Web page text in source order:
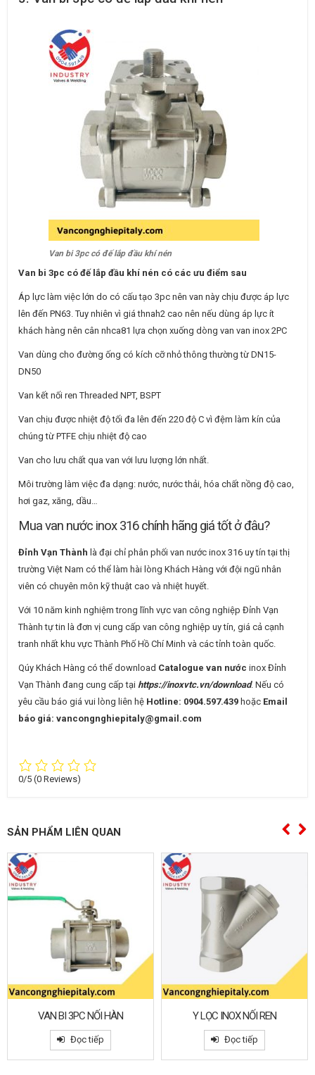
Van bi 3pc có đế lắp đầu khí nén
Van bi 3pc có đế lắp đầu khí nén có các ưu điểm sau
Áp lực làm việc lớn do có cấu tạo 3pc nên van này chịu được áp lực
lên đến PN63. Tuy nhiên vì giá thnah2 cao nên nếu dùng áp lực ít
khách hàng nên cân nhca81 lựa chọn xuống dòng van van inox 2PC
Van dùng cho đường ống có kích cỡ nhỏ thông thường từ DN15-
DN50
Van kết nối ren Threaded NPT, BSPT
Van chịu được nhiệt độ tối đa lên đến 220 độ C vì đệm làm kín của
chúng từ PTFE chịu nhiệt độ cao
Van cho lưu chất qua van với lưu lượng lớn nhất.
Môi trường làm việc đa dạng: nước, nước thải, hóa chất nồng độ cao,
hơi gaz, xăng, dầu…
Mua van nước inox 316 chính hãng giá tốt ở đâu?
Đỉnh Vạn Thành là đại chỉ phân phối van nước inox 316 uy tín tại thị
trường Việt Nam có thể làm hài lòng Khách Hàng với đội ngũ nhân
viên có chuyên môn kỹ thuật cao và nhiệt huyết.
Với 10 năm kinh nghiệm trong lĩnh vực van công nghiệp Đỉnh Vạn
Thành tự tin là đơn vị cung cấp van công nghiệp uy tín, giá cả cạnh
tranh nhất khu vực Thành Phố Hồ Chí Minh và các tỉnh toàn quốc.
Qúy Khách Hàng có thể download Catalogue van nước inox Đỉnh
Vạn Thành đang cung cấp tại https://inoxvtc.vn/download. Nếu có
yêu cầu báo giá vui lòng liên hệ Hotline: 0904.597.439 hoặc Email
báo giá: vancongnghiepitaly@gmail.com
0/5 (0 Reviews)
SẢN PHẨM LIÊN QUAN
VAN BI 3PC NỐI HÀN
Đọc tiếp
Y LỌC INOX NỐI REN
Đọc tiếp